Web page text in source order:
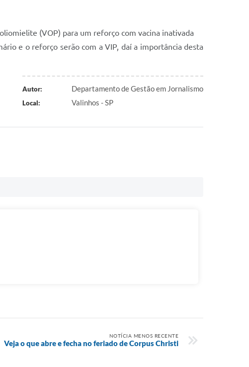
(VOP) para um reforço com vacina inativada
e o reforço serão com a VIP, daí a importância desta
Autor: Departamento de Gestão em Jornalismo
Local: Valinhos - SP
NOTÍCIA MENOS RECENTE
Veja o que abre e fecha no feriado de Corpus Christi